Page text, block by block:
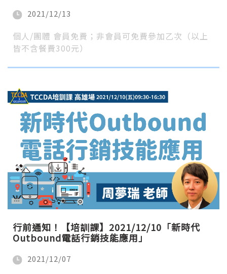
2021/12/13
個人/團體 會員免費；非會員可免費參加乙次（以上
皆不含餐費300元）
行前通知！【培訓課】2021/12/10「新時代
Outbound電話行銷技能應用」
2021/12/07